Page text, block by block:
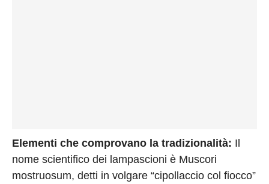
Elementi che comprovano la tradizionalità: Il
nome scientifico dei lampascioni è Muscori
mostruosum, detti in volgare “cipollaccio col fiocco”